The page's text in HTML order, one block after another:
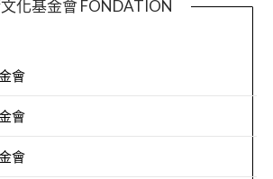
化基金會 FONDATION
會
會
會